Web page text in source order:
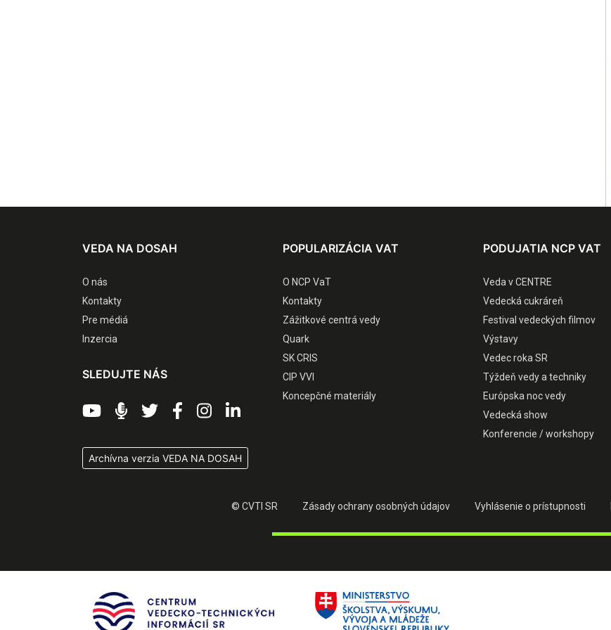
VEDA NA DOSAH
O nás
Kontakty
Pre médiá
Inzercia
SLEDUJTE NÁS
Archívna verzia VEDA NA DOSAH
POPULARIZÁCIA VAT
O NCP VaT
Kontakty
Zážitkové centrá vedy
Quark
SK CRIS
CIP VVI
Koncepčné materiály
PODUJATIA NCP VAT
Veda v CENTRE
Vedecká cukráreň
Festival vedeckých filmov
Výstavy
Vedec roka SR
Týždeň vedy a techniky
Európska noc vedy
Vedecká show
Konferencie / workshopy
© CVTI SR Zásady ochrany osobných údajov Vyhlásenie o prístupnosti